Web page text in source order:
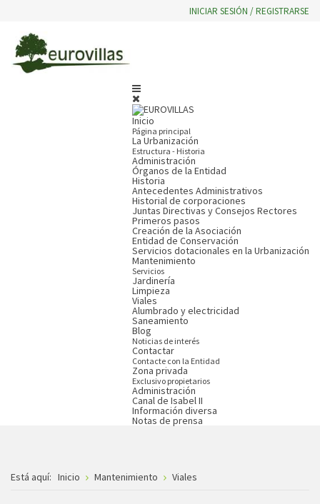
INICIAR SESIÓN / REGISTRARSE
Inicio
Página principal
La Urbanización
Estructura - Historia
Administración
Órganos de la Entidad
Historia
Antecedentes Administrativos
Historial de corporaciones
Juntas Directivas y Consejos Rectores
Primeros pasos
Creación de la Asociación
Entidad de Conservación
Servicios dotacionales en la Urbanización
Mantenimiento
Servicios
Jardinería
Limpieza
Viales
Alumbrado y electricidad
Saneamiento
Blog
Noticias de interés
Contactar
Contacte con la Entidad
Zona privada
Exclusivo propietarios
Administración
Canal de Isabel II
Información diversa
Notas de prensa
Está aquí: Inicio Mantenimiento Viales